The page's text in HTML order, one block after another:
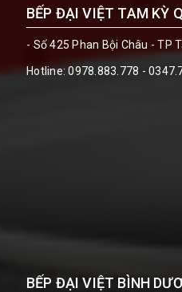
BẾP ĐẠI VIỆT TAM KỲ
- Số 425 Phan Bội Châu - TP
Hotline:0978.883.778 -
BẾP ĐẠI VIỆT BÌNH